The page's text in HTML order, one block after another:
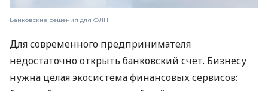
Банковские решения для ФЛП
Для современного предпринимателя
недостаточно открыть банковский счет. Бизнесу
нужна целая экосистема финансовых сервисов: